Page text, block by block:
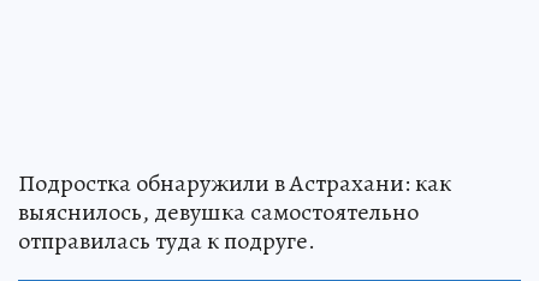
Подростка обнаружили в Астрахани: как
выяснилось, девушка самостоятельно
отправилась туда к подруге.